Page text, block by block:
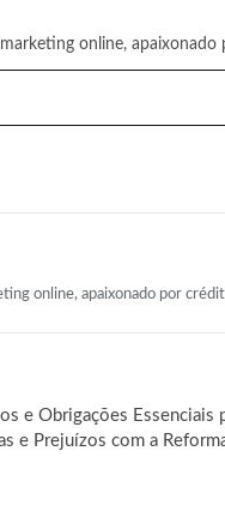
online,
online, apaixonado por
e Obrigações Essenciais
e Prejuízos com a